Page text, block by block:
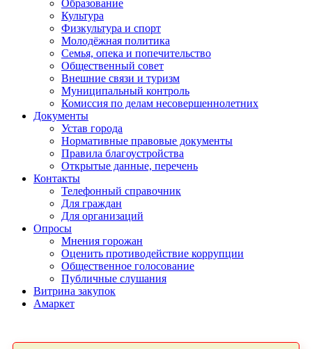
Образование
Культура
Физкультура и спорт
Молодёжная политика
Семья, опека и попечительство
Общественный совет
Внешние связи и туризм
Муниципальный контроль
Комиссия по делам несовершеннолетних
Документы
Устав города
Нормативные правовые документы
Правила благоустройства
Открытые данные, перечень
Контакты
Телефонный справочник
Для граждан
Для организаций
Опросы
Мнения горожан
Оценить противодействие коррупции
Общественное голосование
Публичные слушания
Витрина закупок
Амаркет